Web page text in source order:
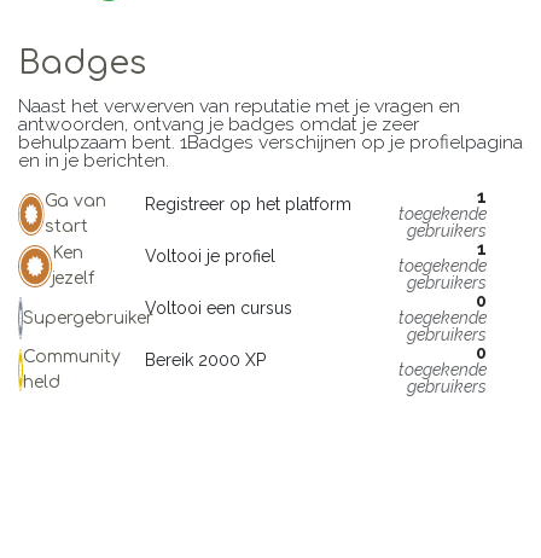
Badges
Naast het verwerven van reputatie met je vragen en
antwoorden, ontvang je badges omdat je zeer
behulpzaam bent. 1Badges verschijnen op je profielpagina
en in je berichten.
Ga van
start
Registreer op het platform
1
toegekende
gebruikers
Ken
jezelf
Voltooi je profiel
1
toegekende
gebruikers
SupergebruikerVoltooi een cursus
0
toegekende
gebruikers
Community
held
Bereik 2000 XP
0
toegekende
gebruikers